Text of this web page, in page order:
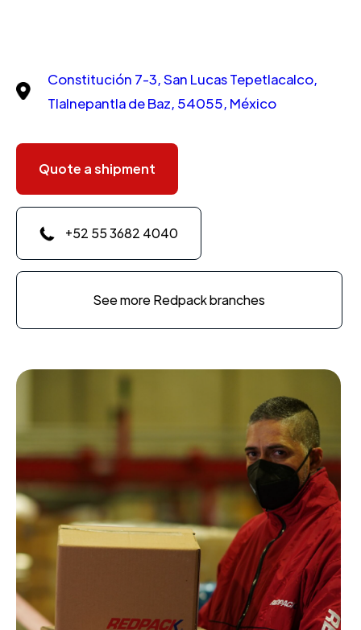
Constitución 7-3, San Lucas Tepetlacalco,
Tlalnepantla de Baz, 54055, México
Quote a shipment
+52 55 3682 4040
See more Redpack branches